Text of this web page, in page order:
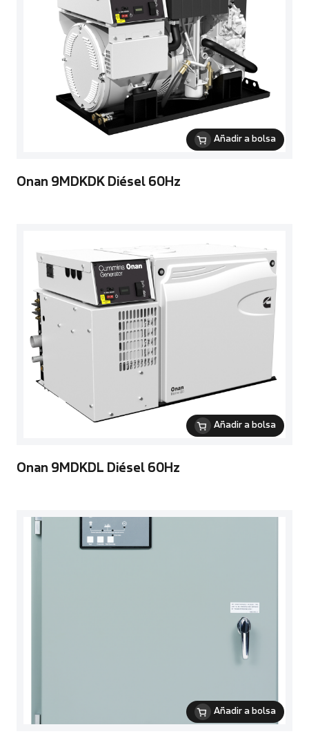
Añadir a bolsa
Onan 9MDKDK Diésel 60Hz
Añadir a bolsa
Onan 9MDKDL Diésel 60Hz
Añadir a bolsa